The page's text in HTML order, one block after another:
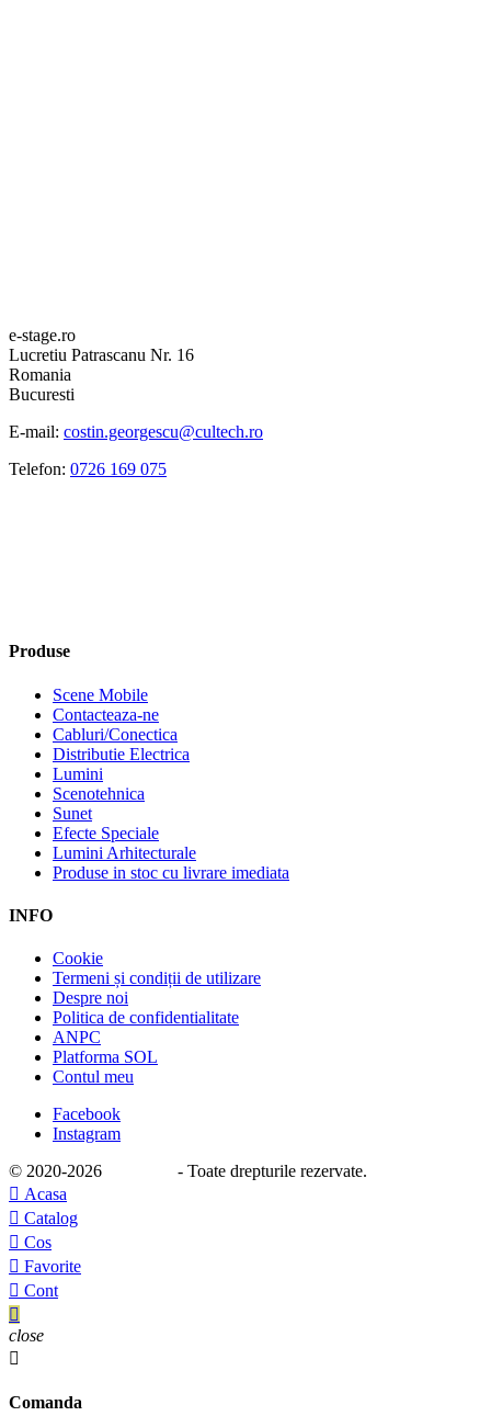
e-stage.ro
Lucretiu Patrascanu Nr. 16
Romania
Bucuresti
E-mail: costin.georgescu@cultech.ro
Telefon: 0726 169 075
Produse
Scene Mobile
Contacteaza-ne
Cabluri/Conectica
Distributie Electrica
Lumini
Scenotehnica
Sunet
Efecte Speciale
Lumini Arhitecturale
Produse in stoc cu livrare imediata
INFO
Cookie
Termeni și condiții de utilizare
Despre noi
Politica de confidentialitate
ANPC
Platforma SOL
Contul meu
Facebook
Instagram
© 2020-2026
- Toate drepturile rezervate.
 Acasa
 Catalog
 Cos
 Favorite
 Cont

close

Comanda